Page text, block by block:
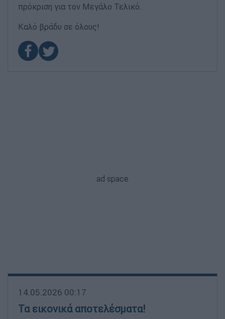
πρόκριση για τον Μεγάλο Τελικό.
Καλό βράδυ σε όλους!
14.05.2026 00:17
Τα εικονικά αποτελέσματα!